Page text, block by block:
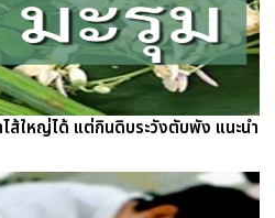
ส้ใหญ่ได้ แต่กินดิบระวังตับพัง แนะนำ